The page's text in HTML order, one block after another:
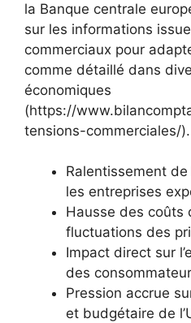
la Banque centrale
sur les informations
commerciaux pour
comme détaillé dans
économiques
(https://
tensions-commerciales/).
Ralentissement
les entreprises
Hausse des coûts
fluctuations des
Impact direct sur
des
Pression accrue
et budgétaire de